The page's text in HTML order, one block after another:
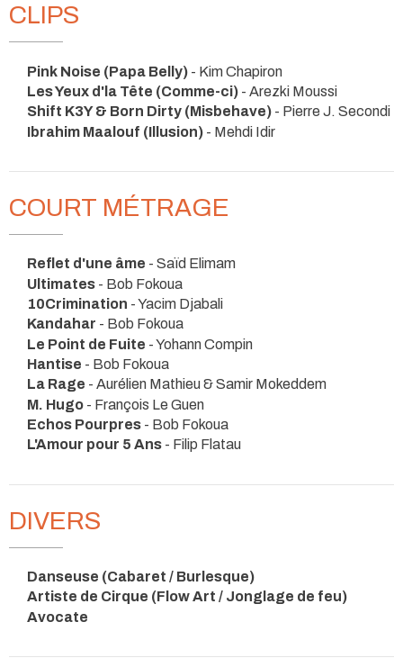
CLIPS
Pink Noise (Papa Belly) - Kim Chapiron
Les Yeux d'la Tête (Comme-ci) - Arezki Moussi
Shift K3Y & Born Dirty (Misbehave) - Pierre J. Secondi
Ibrahim Maalouf (Illusion) - Mehdi Idir
COURT MÉTRAGE
Reflet d'une âme - Saïd Elimam
Ultimates - Bob Fokoua
10Crimination - Yacim Djabali
Kandahar - Bob Fokoua
Le Point de Fuite - Yohann Compin
Hantise - Bob Fokoua
La Rage - Aurélien Mathieu & Samir Mokeddem
M. Hugo - François Le Guen
Echos Pourpres - Bob Fokoua
L'Amour pour 5 Ans - Filip Flatau
DIVERS
Danseuse (Cabaret / Burlesque)
Artiste de Cirque (Flow Art / Jonglage de feu)
Avocate